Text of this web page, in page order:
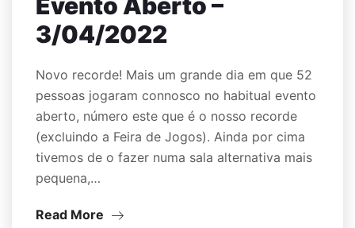
3/04/2022
Novo recorde! Mais um grande dia em que 52
pessoas jogaram connosco no habitual evento
aberto, número este que é o nosso recorde
(excluindo a Feira de Jogos). Ainda por cima
tivemos de o fazer numa sala alternativa mais
pequena,…
Read More